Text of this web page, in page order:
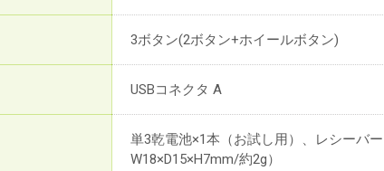
3ボタン(2ボタン+ホイールボタン)
USBコネクタ A
単3乾電池×1本（お試し用）、レシーバ
W18×D15×H7mm/約2g）